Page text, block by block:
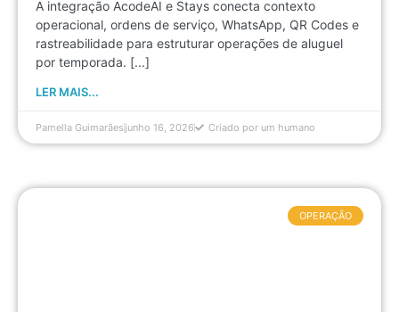
A integração AcodeAI e Stays conecta contexto
operacional, ordens de serviço, WhatsApp, QR Codes e
rastreabilidade para estruturar operações de aluguel
por temporada. [...]
LER MAIS...
Pamella Guimarães junho 16, 2026 Criado por um humano
OPERAÇÃO